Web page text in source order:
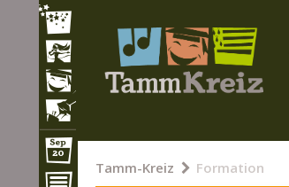
Tamm-Kreiz Formation